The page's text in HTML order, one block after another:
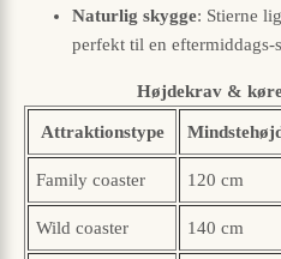
Naturlig skygge: Stierne
perfekt til en eftermiddags-
Højdekrav &
Attraktions­type
Family coaster 120 cm
Wild coaster 140 cm